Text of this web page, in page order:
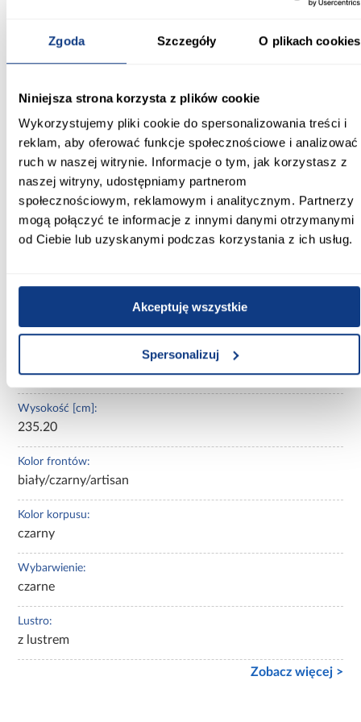
Zgoda Szczegóły O plikach cookies
Niniejsza strona korzysta z plików cookie
Wykorzystujemy pliki cookie do spersonalizowania treści i
reklam, aby oferować funkcje społecznościowe i analizować
ruch w naszej witrynie. Informacje o tym, jak korzystasz z
naszej witryny, udostępniamy partnerom
społecznościowym, reklamowym i analitycznym. Partnerzy
mogą połączyć te informacje z innymi danymi otrzymanymi
od Ciebie lub uzyskanymi podczas korzystania z ich usług.
Akceptuję wszystkie
Spersonalizuj
zestawienie kolorów sprawiają, że model prezentuje się stylowo i
Informacje Transport Informacje o
Kształt:
proste
Rodzaj drzwi:
przesuwne
45.00
Wysokość [cm]:
235.20
Kolor frontów:
biały/czarny/artisan
Kolor korpusu:
czarny
Wybarwienie:
czarne
Lustro:
z lustrem
Zobacz więcej >